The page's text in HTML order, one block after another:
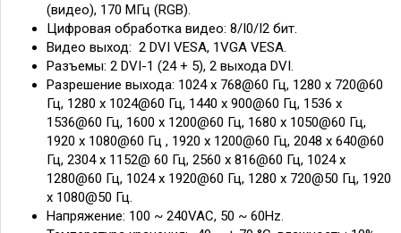
(видео), 170 МГц (RGB).
Цифровая обработка видео: 8/I0/I2 бит.
Видео выход: 2 DVI VESA, 1VGA VESA.
Разъемы: 2 DVI-1 (24 + 5), 2 выхода DVI.
Разрешение выхода: 1024 x 768@60 Гц, 1280 x 720@60
Гц, 1280 x 1024@60 Гц, 1440 x 900@60 Гц, 1536 x
1536@60 Гц, 1600 x 1200@60 Гц, 1680 x 1050@60 Гц,
1920 x 1080@60 Гц , 1920 x 1200@60 Гц, 2048 x 640@60
Гц, 2304 x 1152@ 60 Гц, 2560 x 816@60 Гц, 1024 x
1280@60 Гц, 1024 x 1920@60 Гц, 1280 х 720@50 Гц, 1920
х 1080@50 Гц.
Напряжение: 100 ~ 240VAC, 50 ~ 60Hz.